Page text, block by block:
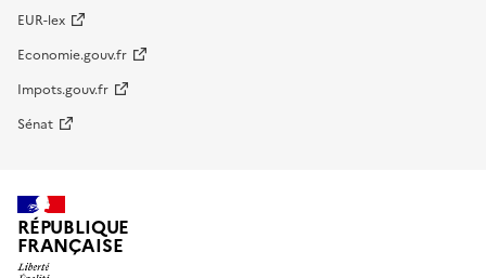
EUR-lex
Economie.gouv.fr
Impots.gouv.fr
Sénat
RÉPUBLIQUE
FRANÇAISE